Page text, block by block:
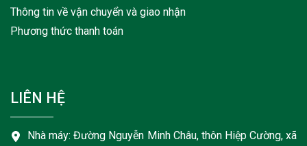
Thông tin về vận chuyển và giao nhận
Phương thức thanh toán
LIÊN HỆ
Nhà máy: Đường Nguyễn Minh Châu, thôn Hiệp Cường, xã